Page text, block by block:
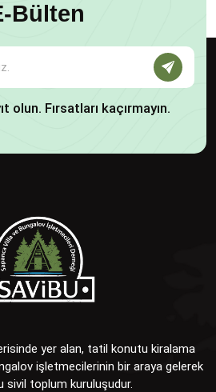
Bülten
olun. Fırsatları kaçırmayın.
yer alan, tatil konutu kiralama
işletmecilerinin bir araya gelerek
sivil toplum kuruluşudur.